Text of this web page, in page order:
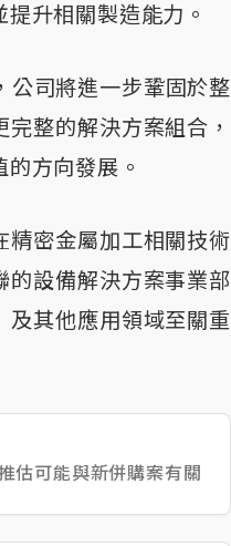
升相關製造能力。
司將進一步鞏固於整
整的解決方案組合，
方向發展。
精密金屬加工相關技術
的設備解決方案事業部
及其他應用領域至關重
估可能與新併購案有關